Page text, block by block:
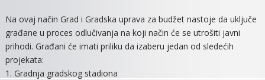
Na ovaj način Grad i Gradska uprava za budžet nastoje da uključe
građane u proces odlučivanja na koji način će se utrošiti javni
prihodi. Građani će imati priliku da izaberu jedan od sledećih
projekata:
1. Gradnja gradskog stadiona